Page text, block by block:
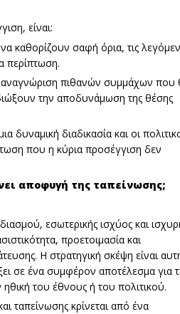
είναι:
καθορίζουν σαφή όρια, τις
περίπτωση.
αναγνώριση πιθανών συμμάχων που
την αποδυνάμωση της θέσης
δυναμική διαδικασία και οι
που η κύρια προσέγγιση δεν
αποφυγή της ταπείνωσης;
εσωτερικής ισχύος και
προετοιμασία και
Η στρατηγική σκέψη είναι
σε ένα συμφέρον αποτέλεσμα για
του έθνους ή του πολιτικού.
ταπείνωσης κρίνεται από ένα